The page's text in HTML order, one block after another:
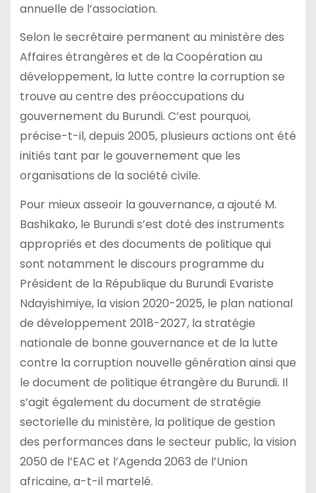
annuelle de l’association.
Selon le secrétaire permanent au ministère des
Affaires étrangères et de la Coopération au
développement, la lutte contre la corruption se
trouve au centre des préoccupations du
gouvernement du Burundi. C’est pourquoi,
précise-t-il, depuis 2005, plusieurs actions ont été
initiés tant par le gouvernement que les
organisations de la société civile.
Pour mieux asseoir la gouvernance, a ajouté M.
Bashikako, le Burundi s’est doté des instruments
appropriés et des documents de politique qui
sont notamment le discours programme du
Président de la République du Burundi Evariste
Ndayishimiye, la vision 2020-2025, le plan national
de développement 2018-2027, la stratégie
nationale de bonne gouvernance et de la lutte
contre la corruption nouvelle génération ainsi que
le document de politique étrangère du Burundi. Il
s’agit également du document de stratégie
sectorielle du ministère, la politique de gestion
des performances dans le secteur public, la vision
2050 de l’EAC et l’Agenda 2063 de l’Union
africaine, a-t-il martelé.